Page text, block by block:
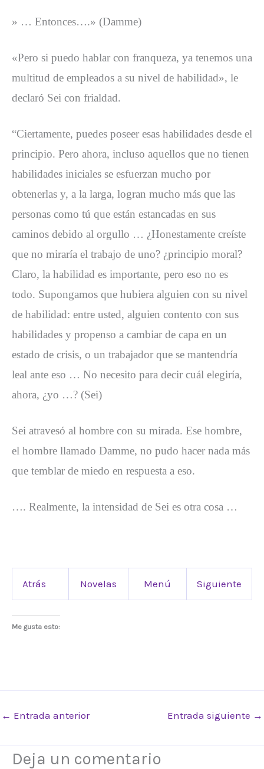
» … Entonces….» (Damme)
«Pero si puedo hablar con franqueza, ya tenemos una
multitud de empleados a su nivel de habilidad», le
declaró Sei con frialdad.
“Ciertamente, puedes poseer esas habilidades desde el
principio. Pero ahora, incluso aquellos que no tienen
habilidades iniciales se esfuerzan mucho por
obtenerlas y, a la larga, logran mucho más que las
personas como tú que están estancadas en sus
caminos debido al orgullo … ¿Honestamente creíste
que no miraría el trabajo de uno? ¿principio moral?
Claro, la habilidad es importante, pero eso no es
todo. Supongamos que hubiera alguien con su nivel
de habilidad: entre usted, alguien contento con sus
habilidades y propenso a cambiar de capa en un
estado de crisis, o un trabajador que se mantendría
leal ante eso … No necesito para decir cuál elegiría,
ahora, ¿yo …? (Sei)
Sei atravesó al hombre con su mirada. Ese hombre,
el hombre llamado Damme, no pudo hacer nada más
que temblar de miedo en respuesta a eso.
…. Realmente, la intensidad de Sei es otra cosa …
Atrás Novelas Menú Siguiente
Me gusta esto:
← Entrada anterior Entrada siguiente →
Deja un comentario